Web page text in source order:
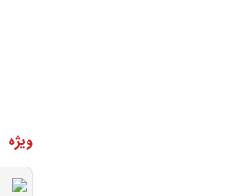
ویژه